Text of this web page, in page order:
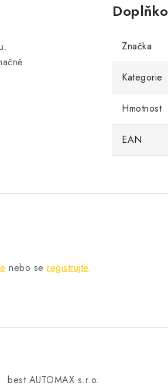
Značka
Kategorie
Hmotnost
EAN
nebo se registrujte.
best AUTOMAX s.r.o.